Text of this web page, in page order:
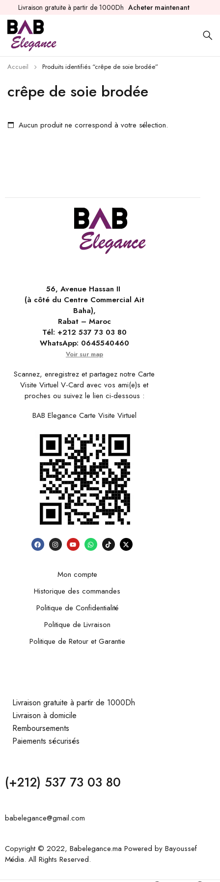
Livraison gratuite à partir de 1000Dh Acheter maintenant
crêpe de soie brodée
Accueil Produits identifiés “crêpe de soie brodée”
Aucun produit ne correspond à votre sélection.
56, Avenue Hassan II
(à côté du Centre Commercial Ait
Baha),
Rabat – Maroc
Tél: +212 537 73 03 80
WhatsApp: 0645540460
Voir sur map
Scannez, enregistrez et partagez notre Carte
Visite Virtuel V-Card avec vos ami(e)s et
proches ou suivez le lien ci-dessous :
BAB Elegance Carte Visite Virtuel
Mon compte
Historique des commandes
Politique de Confidentialité
Politique de Livraison
Politique de Retour et Garantie
Livraison gratuite à partir de 1000Dh
Livraison à domicile
Remboursements
Paiements sécurisés
(+212) 537 73 03 80
babelegance@gmail.com
Copyright © 2022, Babelegance.ma Powered by Bayoussef
Média. All Rights Reserved.